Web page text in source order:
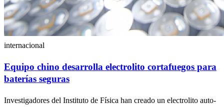
internacional
Equipo chino desarrolla electrolito cortafuegos para
baterías seguras
Investigadores del Instituto de Física han creado un electrolito auto-